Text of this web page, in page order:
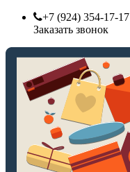
+7 (924) 354-17-17
Заказать звонок